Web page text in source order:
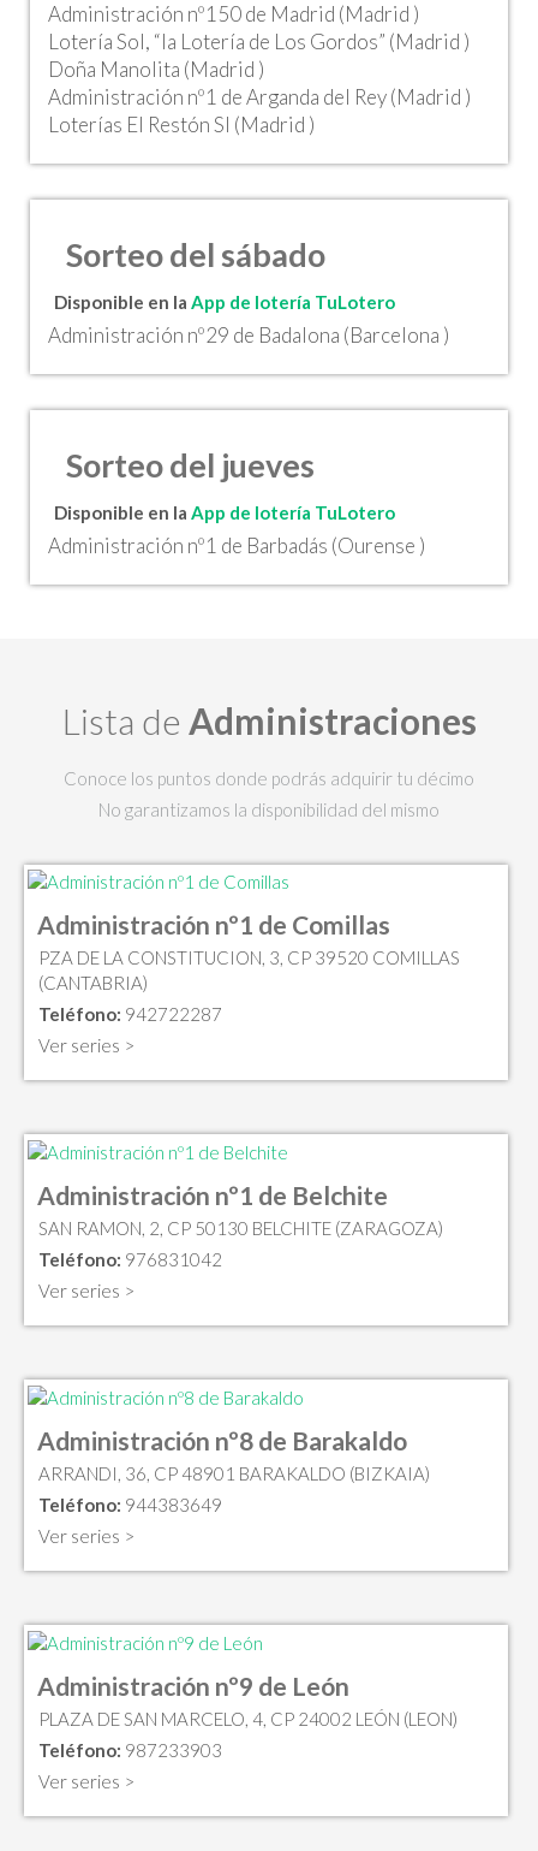
Administración nº150 de Madrid (Madrid )
Lotería Sol, “la Lotería de Los Gordos” (Madrid )
Doña Manolita (Madrid )
Administración nº1 de Arganda del Rey (Madrid )
Loterías El Restón Sl (Madrid )
Sorteo del sábado
Disponible en la App de lotería TuLotero
Administración nº29 de Badalona (Barcelona )
Sorteo del jueves
Disponible en la App de lotería TuLotero
Administración nº1 de Barbadás (Ourense )
Lista de Administraciones
Conoce los puntos donde podrás adquirir tu décimo
No garantizamos la disponibilidad del mismo
Administración nº1 de Comillas
PZA DE LA CONSTITUCION, 3, CP 39520 COMILLAS
(CANTABRIA)
Teléfono: 942722287
Ver series >
Administración nº1 de Belchite
SAN RAMON, 2, CP 50130 BELCHITE (ZARAGOZA)
Teléfono: 976831042
Ver series >
Administración nº8 de Barakaldo
ARRANDI, 36, CP 48901 BARAKALDO (BIZKAIA)
Teléfono: 944383649
Ver series >
Administración nº9 de León
PLAZA DE SAN MARCELO, 4, CP 24002 LEÓN (LEON)
Teléfono: 987233903
Ver series >